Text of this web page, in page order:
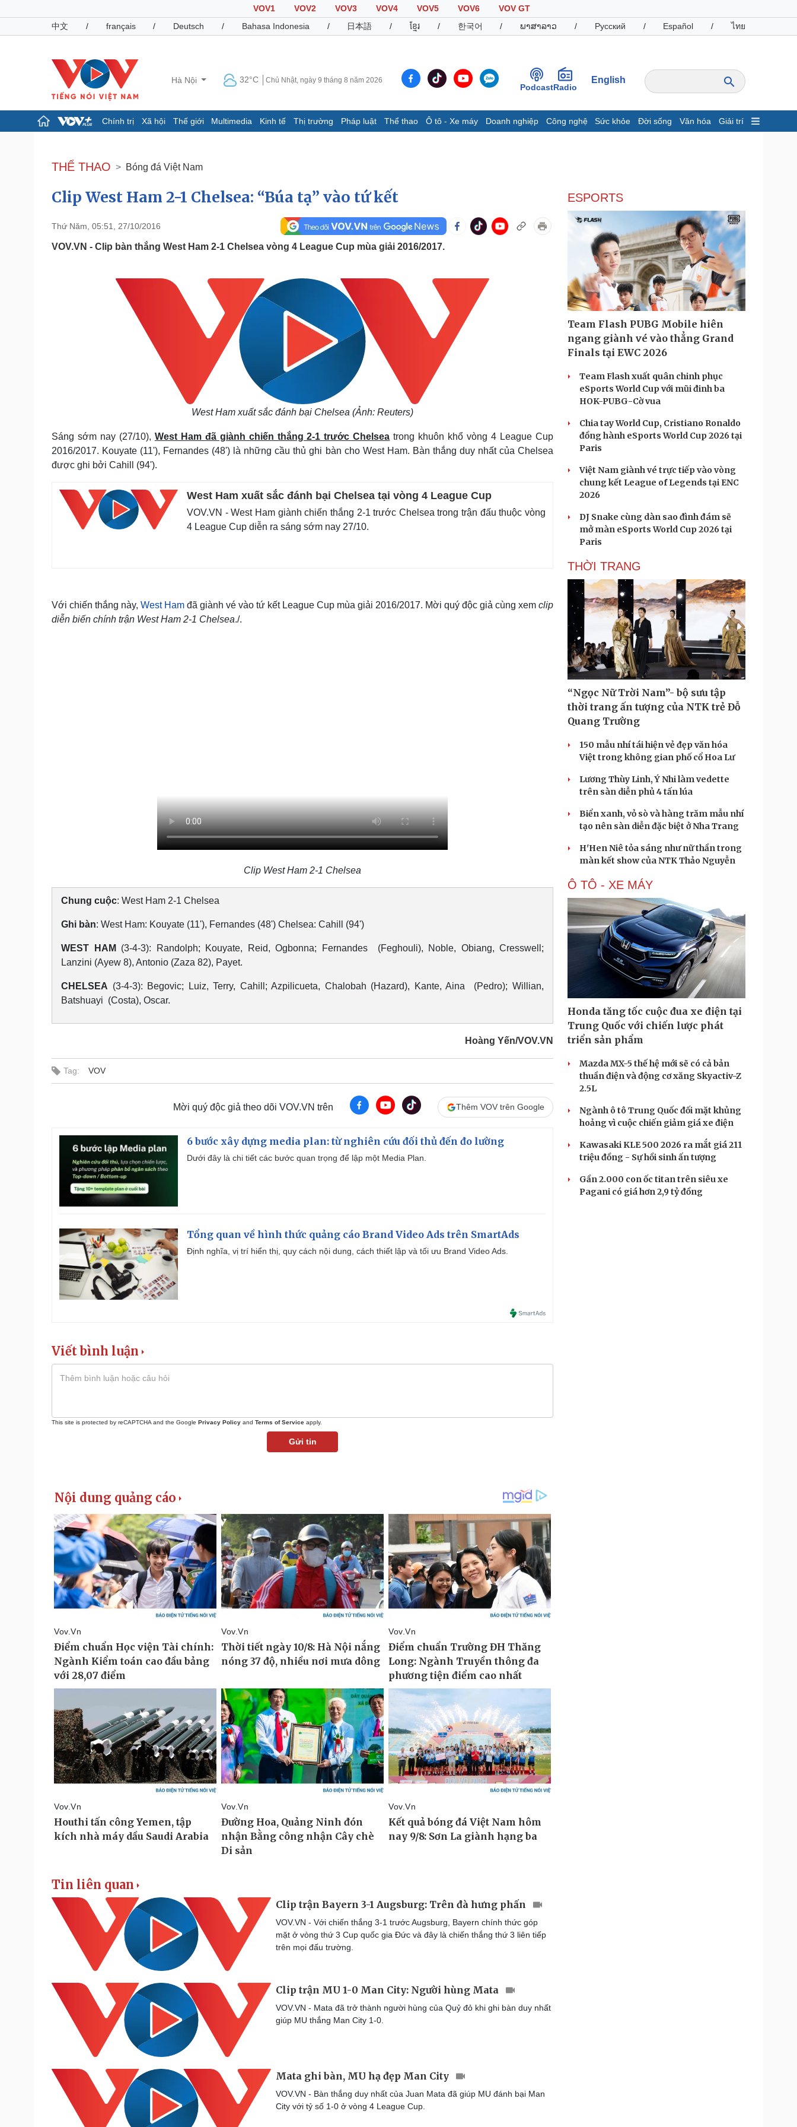
VOV1 VOV2 VOV3 VOV4 VOV5 VOV6
VOV GT
中文
/ français / Deutsch / Bahasa Indonesia / 日本語 / ខ្មែរ / 한국어 / ພາສາລາວ / Русский / Español / ไทย
Hà Nội 32°C Chủ Nhật, ngày 9 tháng 8 năm 2026
PodcastRadio
English
Chính trị Xã hội Thế giới Multimedia Kinh tế Thị trường Pháp luật Thể thao Ô tô - Xe máy Doanh nghiệp Công nghệ Sức khỏe Đời sống Văn hóa Giải trí
Đảng
Tổ chức nhân sự
Nhận diện sự thật
Tin 24h
Dự báo thời tiết
Dấu ấn VOV
Giá cà phê
Pháp luật
Quân sự - Quốc phòng
Phân tích
Thể thao
Thế giới thể thao
Ô tô - Xe máy
Tư vấn
Thông tin doanh nghiệp
Doanh nghiệp 24h
Doanh nhân
Vì cộng đồng
Công nghệ
Sành điệu
Tin Công nghệ
Trải nghiệm
Chuyển đổi số
Ăn sạch sống khỏe
Đời sống
Tình yêu - Gia đình
Văn hóa
Sân khấu - Điện ảnh
Văn học
Âm nhạc
Giải trí
Thời trang
Sao Việt
Podcast
Câu chuyện thời sự
Đọc truyện đêm khuya
Cửa sổ tình yêu
Kể chuyện cho bé
Hạt giống tâm hồn
Cải chính
THỂ THAO Bóng đá Việt Nam
Clip West Ham 2-1 Chelsea: “Búa tạ” vào tứ kết
Thứ Năm, 05:51, 27/10/2016
VOV.VN - Clip bàn thắng West Ham 2-1 Chelsea vòng 4 League Cup mùa giải 2016/2017.
West Ham xuất sắc đánh bại Chelsea (Ảnh: Reuters)
Sáng sớm nay (27/10), West Ham đã giành chiến thắng 2-1 trước Chelsea trong khuôn khổ vòng 4 League Cup
2016/2017. Kouyate (11'), Fernandes (48') là những cầu thủ ghi bàn cho West Ham. Bàn thắng duy nhất của Chelsea
được ghi bởi Cahill (94').
West Ham xuất sắc đánh bại Chelsea tại vòng 4 League Cup
VOV.VN - West Ham giành chiến thắng 2-1 trước Chelsea trong trận đấu thuộc vòng
4 League Cup diễn ra sáng sớm nay 27/10.
Với chiến thắng này, West Ham đã giành vé vào tứ kết League Cup mùa giải 2016/2017. Mời quý độc giả cùng xem clip
diễn biến chính trận West Ham 2-1 Chelsea./.
Clip West Ham 2-1 Chelsea
Chung cuộc: West Ham 2-1 Chelsea
Ghi bàn: West Ham: Kouyate (11'), Fernandes (48') Chelsea: Cahill (94')
WEST HAM (3-4-3): Randolph; Kouyate, Reid, Ogbonna; Fernandes (Feghouli), Noble, Obiang, Cresswell;
Lanzini (Ayew 8), Antonio (Zaza 82), Payet.
CHELSEA (3-4-3): Begovic; Luiz, Terry, Cahill; Azpilicueta, Chalobah (Hazard), Kante, Aina (Pedro); Willian,
Batshuayi (Costa), Oscar.
Hoàng Yến/VOV.VN
Tag: VOV
Mời quý độc giả theo dõi VOV.VN trên Thêm VOV trên Google
6 bước xây dựng media plan: từ nghiên cứu đối thủ đến đo lường
Dưới đây là chi tiết các bước quan trọng để lập một Media Plan.
Tổng quan về hình thức quảng cáo Brand Video Ads trên SmartAds
Định nghĩa, vị trí hiển thị, quy cách nội dung, cách thiết lập và tối ưu Brand Video Ads.
Viết bình luận
This site is protected by reCAPTCHA and the Google Privacy Policy and Terms of Service apply.
Gửi tin
Tin liên quan
Clip trận Bayern 3-1 Augsburg: Trên đà hưng phấn
VOV.VN - Với chiến thắng 3-1 trước Augsburg, Bayern chính thức góp
mặt ở vòng thứ 3 Cup quốc gia Đức và đây là chiến thắng thứ 3 liên tiếp
trên mọi đấu trường.
Clip trận MU 1-0 Man City: Người hùng Mata
VOV.VN - Mata đã trở thành người hùng của Quỷ đỏ khi ghi bàn duy nhất
giúp MU thắng Man City 1-0.
Mata ghi bàn, MU hạ đẹp Man City
VOV.VN - Bàn thắng duy nhất của Juan Mata đã giúp MU đánh bại Man
City với tỷ số 1-0 ở vòng 4 League Cup.
ESPORTS
Team Flash PUBG Mobile hiên
ngang giành vé vào thẳng Grand
Finals tại EWC 2026
Team Flash xuất quân chinh phục
eSports World Cup với mũi đinh ba
HOK-PUBG-Cờ vua
Chia tay World Cup, Cristiano Ronaldo
đồng hành eSports World Cup 2026 tại
Paris
Việt Nam giành vé trực tiếp vào vòng
chung kết League of Legends tại ENC
2026
DJ Snake cùng dàn sao đình đám sẽ
mở màn eSports World Cup 2026 tại
Paris
THỜI TRANG
“Ngọc Nữ Trời Nam”- bộ sưu tập
thời trang ấn tượng của NTK trẻ Đỗ
Quang Trường
150 mẫu nhí tái hiện vẻ đẹp văn hóa
Việt trong không gian phố cổ Hoa Lư
Lương Thùy Linh, Ý Nhi làm vedette
trên sàn diễn phủ 4 tấn lúa
Biển xanh, vỏ sò và hàng trăm mẫu nhí
tạo nên sàn diễn đặc biệt ở Nha Trang
H'Hen Niê tỏa sáng như nữ thần trong
màn kết show của NTK Thảo Nguyễn
Ô TÔ - XE MÁY
Honda tăng tốc cuộc đua xe điện tại
Trung Quốc với chiến lược phát
triển sản phẩm
Mazda MX-5 thế hệ mới sẽ có cả bản
thuần điện và động cơ xăng Skyactiv-Z
2.5L
Ngành ô tô Trung Quốc đối mặt khủng
hoảng vì cuộc chiến giảm giá xe điện
Kawasaki KLE 500 2026 ra mắt giá 211
triệu đồng - Sự hồi sinh ấn tượng
Gần 2.000 con ốc titan trên siêu xe
Pagani có giá hơn 2,9 tỷ đồng